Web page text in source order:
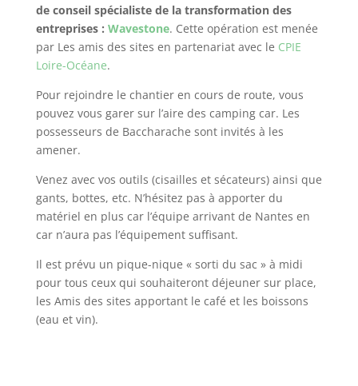
de conseil spécialiste de la transformation des
entreprises : Wavestone. Cette opération est menée
par Les amis des sites en partenariat avec le CPIE
Loire-Océane.
Pour rejoindre le chantier en cours de route, vous
pouvez vous garer sur l’aire des camping car. Les
possesseurs de Baccharache sont invités à les
amener.
Venez avec vos outils (cisailles et sécateurs) ainsi que
gants, bottes, etc. N’hésitez pas à apporter du
matériel en plus car l’équipe arrivant de Nantes en
car n’aura pas l’équipement suffisant.
Il est prévu un pique-nique « sorti du sac » à midi
pour tous ceux qui souhaiteront déjeuner sur place,
les Amis des sites apportant le café et les boissons
(eau et vin).